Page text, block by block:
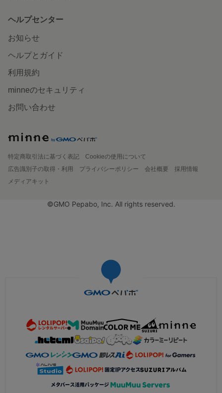
ヘルプセンター
お知らせ
ヘルプとガイド
利用規約
minneのセキュリティ
お問い合わせ
特定商取引法に基づく表記
Cookieの使用について
広告識別子の取得・利用
プライバシーポリシー 会社概要
採用情報
メディアキット
©GMO Pepabo, Inc. All rights reserved.